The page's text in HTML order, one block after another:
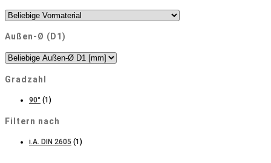
Außen-Ø (D1)
Gradzahl
90° (1)
Filtern nach
i.A. DIN 2605 (1)